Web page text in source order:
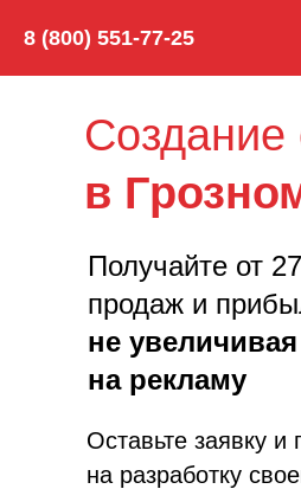
8 (800) 551-77-25
Создание
в
Получайте от
продаж и
не
на рекламу
Оставьте заявку и
на разработку